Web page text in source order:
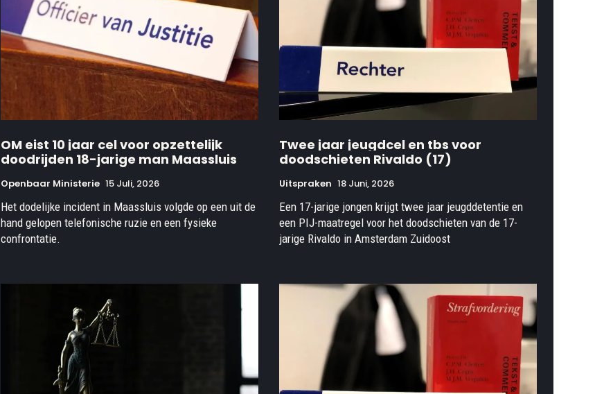
OM eist 10 jaar cel voor opzettelijk
doodrijden 18-jarige man Maassluis
Openbaar Ministerie 15 Juli, 2026
Het dodelijke incident in Maassluis volgde op een uit de
hand gelopen telefonische ruzie en een fysieke
confrontatie.
Twee jaar jeugdcel en tbs voor
doodschieten Rivaldo (17)
Uitspraken 18 Juni, 2026
Een 17-jarige jongen krijgt twee jaar jeugddetentie en
een PIJ-maatregel voor het doodschieten van de 17-
jarige Rivaldo in Amsterdam Zuidoost